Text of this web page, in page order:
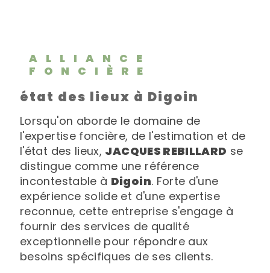
ALLIANCE
FONCIÈRE
état des lieux à Digoin
Lorsqu'on aborde le domaine de
l'expertise foncière, de l'estimation et de
l'état des lieux, JACQUES REBILLARD se
distingue comme une référence
incontestable à Digoin. Forte d'une
expérience solide et d'une expertise
reconnue, cette entreprise s'engage à
fournir des services de qualité
exceptionnelle pour répondre aux
besoins spécifiques de ses clients.